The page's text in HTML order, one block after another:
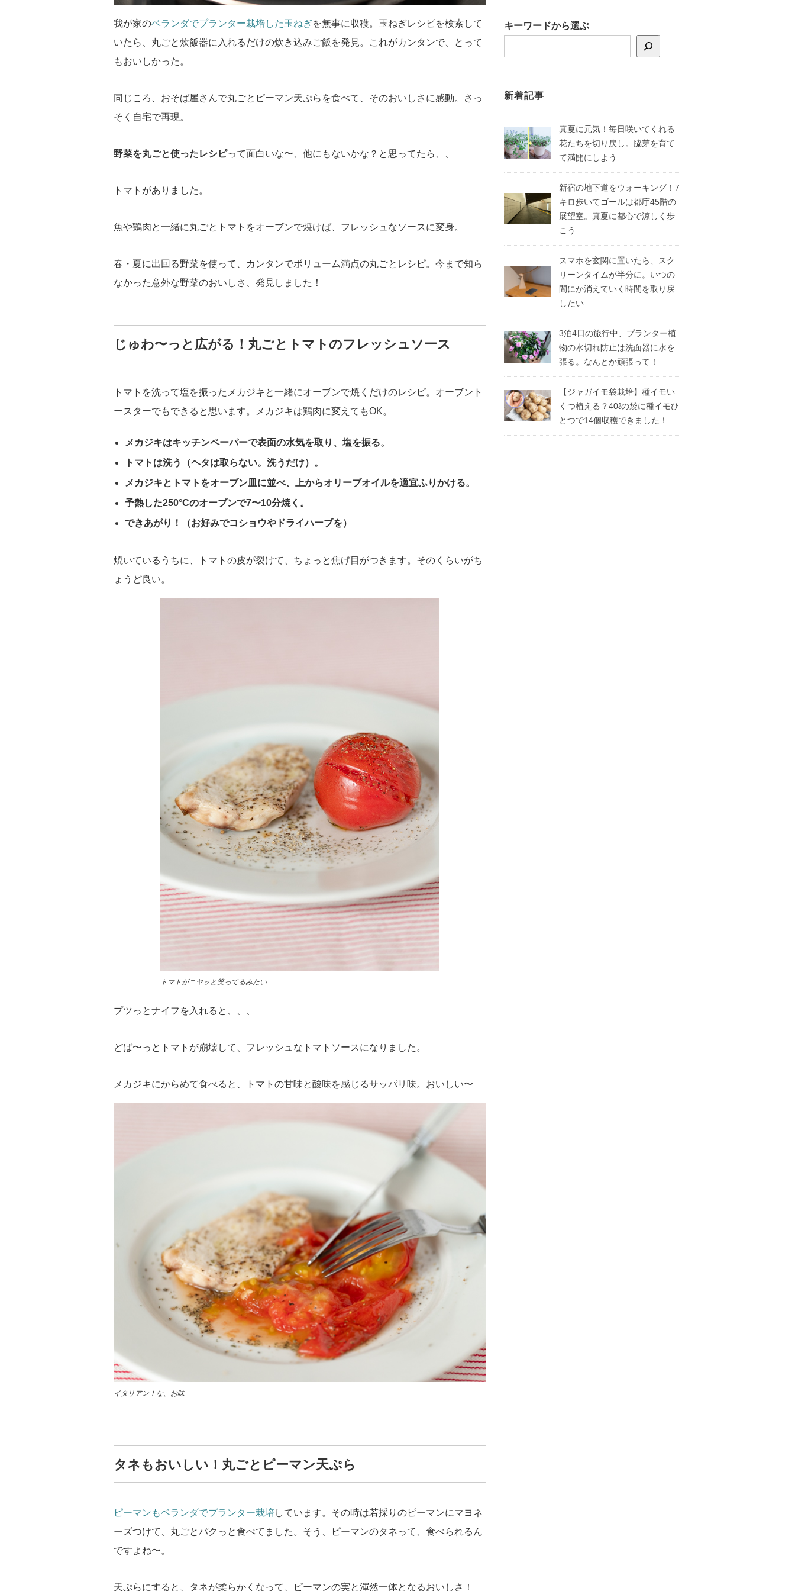
我が家のベランダでプランター栽培した玉ねぎを無事に収穫。玉ねぎレシピを検索して
いたら、丸ごと炊飯器に入れるだけの炊き込みご飯を発見。これがカンタンで、とって
もおいしかった。
同じころ、おそば屋さんで丸ごとピーマン天ぷらを食べて、そのおいしさに感動。さっ
そく自宅で再現。
野菜を丸ごと使ったレシピって面白いな〜、他にもないかな？と思ってたら、、
トマトがありました。
魚や鶏肉と一緒に丸ごとトマトをオーブンで焼けば、フレッシュなソースに変身。
春・夏に出回る野菜を使って、カンタンでボリューム満点の丸ごとレシピ。今まで知ら
なかった意外な野菜のおいしさ、発見しました！
じゅわ〜っと広がる！丸ごとトマトのフレッシュソース
トマトを洗って塩を振ったメカジキと一緒にオーブンで焼くだけのレシピ。オーブント
ースターでもできると思います。メカジキは鶏肉に変えてもOK。
メカジキはキッチンペーパーで表面の水気を取り、塩を振る。
トマトは洗う（ヘタは取らない。洗うだけ）。
メカジキとトマトをオーブン皿に並べ、上からオリーブオイルを適宜ふりかける。
予熱した250°Cのオーブンで7〜10分焼く。
できあがり！（お好みでコショウやドライハーブを）
焼いているうちに、トマトの皮が裂けて、ちょっと焦げ目がつきます。そのくらいがち
ょうど良い。
トマトがニヤッと笑ってるみたい
プツっとナイフを入れると、、、
どば〜っとトマトが崩壊して、フレッシュなトマトソースになりました。
メカジキにからめて食べると、トマトの甘味と酸味を感じるサッパリ味。おいしい〜
イタリアン！な、お味
タネもおいしい！丸ごとピーマン天ぷら
ピーマンもベランダでプランター栽培しています。その時は若採りのピーマンにマヨネ
ーズつけて、丸ごとパクっと食べてました。そう、ピーマンのタネって、食べられるん
ですよね〜。
天ぷらにすると、タネが柔らかくなって、ピーマンの実と渾然一体となるおいしさ！
キーワードから選ぶ
新着記事
真夏に元気！毎日咲いてくれる
花たちを切り戻し。脇芽を育て
て満開にしよう
新宿の地下道をウォーキング！7
キロ歩いてゴールは都庁45階の
展望室。真夏に都心で涼しく歩
こう
スマホを玄関に置いたら、スク
リーンタイムが半分に。いつの
間にか消えていく時間を取り戻
したい
3泊4日の旅行中、プランター植
物の水切れ防止は洗面器に水を
張る。なんとか頑張って！
【ジャガイモ袋栽培】種イモい
くつ植える？40ℓの袋に種イモひ
とつで14個収穫できました！